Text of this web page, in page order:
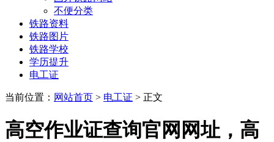
不便分类
铁路资料
铁路图片
铁路学校
学历提升
电工证
当前位置： 网站首页 > 电工证 > 正文
高空作业证查询官网网址，高